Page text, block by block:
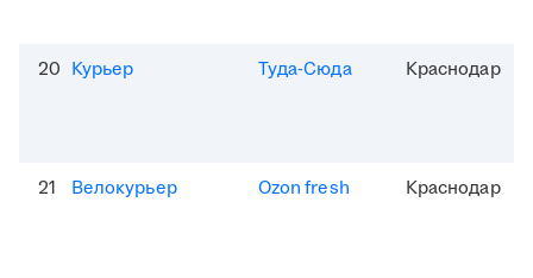
20 Курьер Туда-Сюда Краснодар
21 Велокурьер Ozon fresh Краснодар